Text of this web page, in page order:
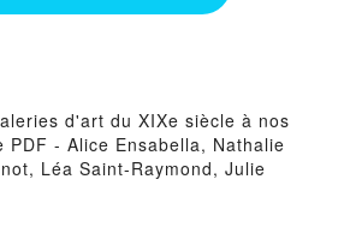
d'art du XIXe siècle à nos
PDF - Alice Ensabella, Nathalie
Léa Saint-Raymond, Julie